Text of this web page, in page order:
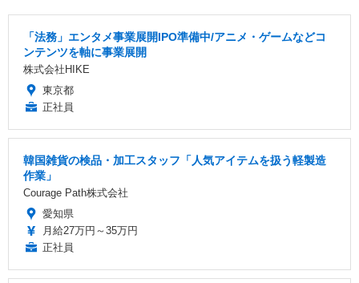
「法務」エンタメ事業展開IPO準備中/アニメ・ゲームなどコ
ンテンツを軸に事業展開
株式会社HIKE
東京都
正社員
韓国雑貨の検品・加工スタッフ「人気アイテムを扱う軽製造
作業」
Courage Path株式会社
愛知県
月給27万円～35万円
正社員